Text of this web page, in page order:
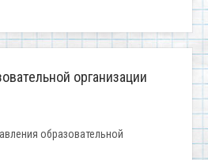
организации
образовательной